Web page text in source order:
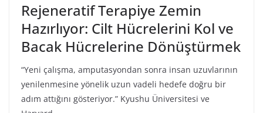
Rejeneratif Terapiye Zemin
Hazırlıyor: Cilt Hücrelerini Kol ve
Bacak Hücrelerine Dönüştürmek
“Yeni çalışma, amputasyondan sonra insan uzuvlarının
yenilenmesine yönelik uzun vadeli hedefe doğru bir
adım attığını gösteriyor.” Kyushu Üniversitesi ve